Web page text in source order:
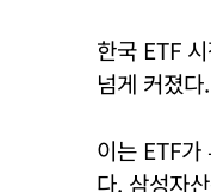
한국 ETF
넘게 커졌
이는 ETF가
다. 삼성자